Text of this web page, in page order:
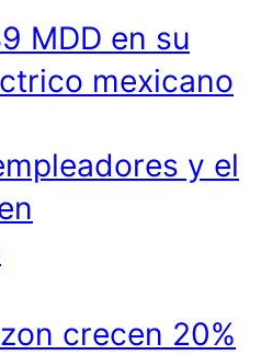
MDD en su
mexicano
y el
crecen 20%